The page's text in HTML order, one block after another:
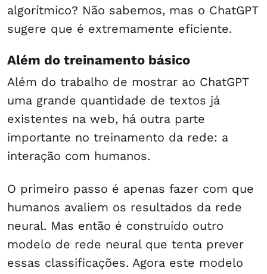
algorítmico? Não sabemos, mas o ChatGPT
sugere que é extremamente eficiente.
Além do treinamento básico
Além do trabalho de mostrar ao ChatGPT
uma grande quantidade de textos já
existentes na web, há outra parte
importante no treinamento da rede: a
interação com humanos.
O primeiro passo é apenas fazer com que
humanos avaliem os resultados da rede
neural. Mas então é construído outro
modelo de rede neural que tenta prever
essas classificações. Agora este modelo